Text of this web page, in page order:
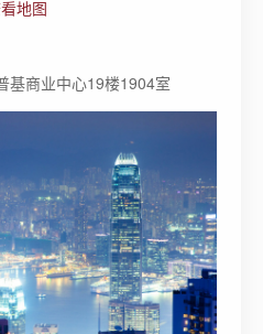
地图
基商业中心19楼1904室